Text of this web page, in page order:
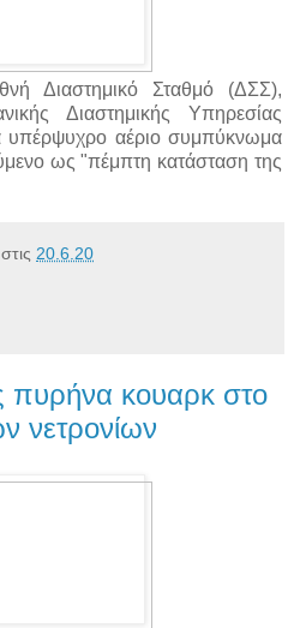
Διαστημικό Σταθμό (ΔΣΣ),
Διαστημικής Υπηρεσίας
υπέρψυχρο αέριο συμπύκνωμα
ως "πέμπτη κατάσταση της
20.6.20
πυρήνα κουαρκ στο
νετρονίων